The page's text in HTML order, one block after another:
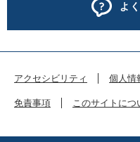
よ
アクセシビリティ 個人情
免責事項 このサイトにつ